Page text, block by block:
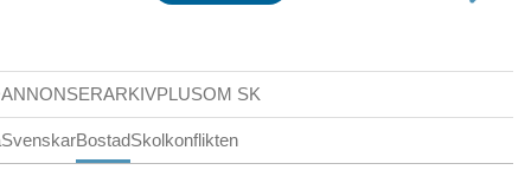
ARKIVPLUSOM SK
SvenskarBostadSkolkonflikten